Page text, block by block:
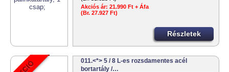
Akciós ár: 21.990 Ft + Áfa
(Br. 27.927 Ft)
Részletek
011.<*> 5 / 8 L-es rozsdamentes acél
bortartály /…